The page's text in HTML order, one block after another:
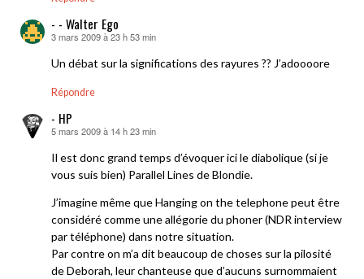
- - Walter Ego
dit :
3 mars 2009 à 23 h 53 min
Un débat sur la significations des rayures ?? J’adoooore
Répondre
- HP
dit :
5 mars 2009 à 14 h 23 min
Il est donc grand temps d’évoquer ici le diabolique (si je
vous suis bien) Parallel Lines de Blondie.
J’imagine même que Hanging on the telephone peut être
considéré comme une allégorie du phoner (NDR interview
par téléphone) dans notre situation.
Par contre on m’a dit beaucoup de choses sur la pilosité
de Deborah, leur chanteuse que d’aucuns surnommaient